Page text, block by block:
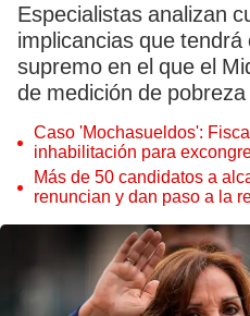
Especialistas analizan
implicancias que
supremo en el que el
de medición de
Caso 'Mochasueldos':
inhabilitación para
Cordero Jon Tay
Más de 50 candidatos a
renuncian y dan paso a la